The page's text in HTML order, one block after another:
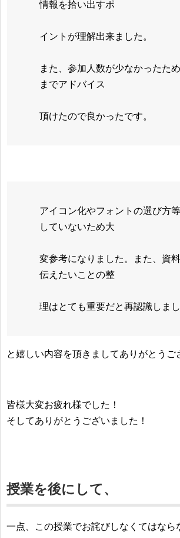
情報を拾い出すポ
イントが理解出来ました。
また、参加人数が少なかったた
までアドバイス
頂けたので良かったです。
アイコン化やフォントの選び方
していないため大
変参考になりました。また、資
伝えたいことの整
理はとても重要だと再認識しまし
と嬉しい内容を頂きましてありがとうご
皆様大変お疲れ様でした！
そしてありがとうございました！
授業を後にして、
一点、この授業でお詫びしなくてはなら